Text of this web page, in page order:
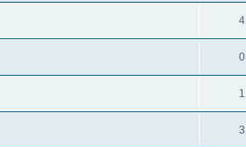
4
0
1
3